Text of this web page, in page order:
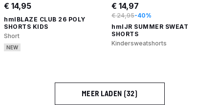
€ 14,95
hmlBLAZE CLUB 26 POLY
SHORTS KIDS
Short
NEW
€ 14,97
€ 24,95-40%
hmlJR SUMMER SWEAT
SHORTS
Kindersweatshorts
MEER LADEN (32)